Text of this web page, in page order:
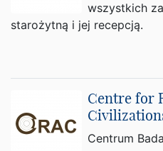
wszystkich
starożytną i jej recepcją.
Centre for
Centrum